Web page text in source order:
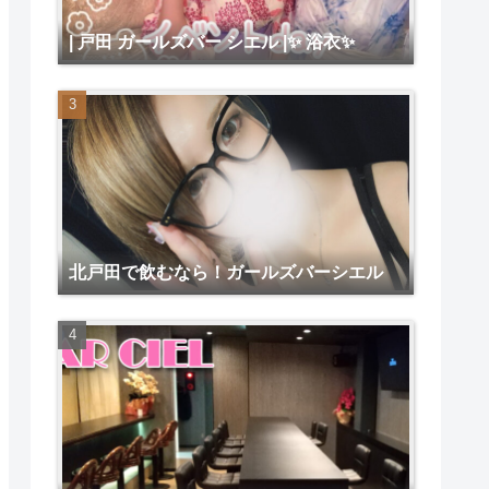
| 戸田 ガールズバー シエル |✨ 浴衣✨
北戸田で飲むなら！ガールズバーシエル